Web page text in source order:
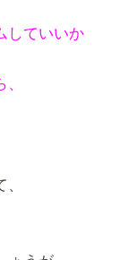
していいか